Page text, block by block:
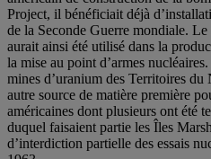
Project, il bénéficiait déjà
de la Seconde Guerre mondiale.
aurait ainsi été utilisé dans la
la mise au point d’armes
mines d’uranium des Territoires
autre source de matière première
américaines dont plusieurs ont été
duquel faisaient partie les Îles
d’interdiction partielle des essais